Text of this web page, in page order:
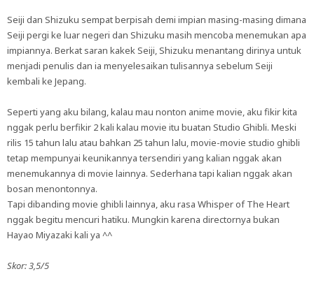
Seiji dan Shizuku sempat berpisah demi impian masing-masing dimana
Seiji pergi ke luar negeri dan Shizuku masih mencoba menemukan apa
impiannya. Berkat saran kakek Seiji, Shizuku menantang dirinya untuk
menjadi penulis dan ia menyelesaikan tulisannya sebelum Seiji
kembali ke Jepang.
Seperti yang aku bilang, kalau mau nonton anime movie, aku fikir kita
nggak perlu berfikir 2 kali kalau movie itu buatan Studio Ghibli. Meski
rilis 15 tahun lalu atau bahkan 25 tahun lalu, movie-movie studio ghibli
tetap mempunyai keunikannya tersendiri yang kalian nggak akan
menemukannya di movie lainnya. Sederhana tapi kalian nggak akan
bosan menontonnya.
Tapi dibanding movie ghibli lainnya, aku rasa Whisper of The Heart
nggak begitu mencuri hatiku. Mungkin karena directornya bukan
Hayao Miyazaki kali ya ^^
Skor: 3,5/5